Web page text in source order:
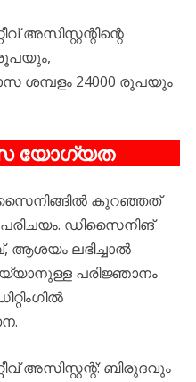
അസിസ്റ്റന്റിന്റെ
രൂപയും,
ശമ്പളം 24000 രൂപയും
യോഗ്യത
കുറഞ്ഞത്
ഡിസൈനിങ്
ആശയം ലഭിച്ചാൽ
പരിജ്ഞാനം
അസിസ്റ്റന്റ്: ബിരുദവും